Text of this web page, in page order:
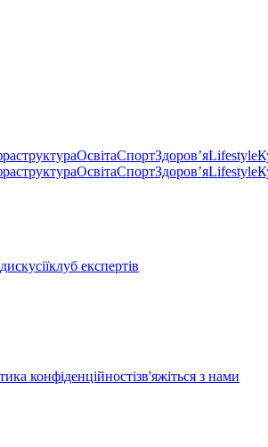
ОсвітаСпортЗдоровʼяLifestyle
ОсвітаСпортЗдоровʼяLifestyle
клуб експертів
конфіденційностізв'яжіться з нами